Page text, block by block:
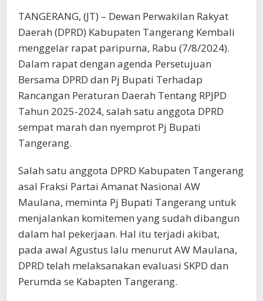
TANGERANG, (JT) – Dewan Perwakilan Rakyat
Daerah (DPRD) Kabupaten Tangerang Kembali
menggelar rapat paripurna, Rabu (7/8/2024).
Dalam rapat dengan agenda Persetujuan
Bersama DPRD dan Pj Bupati Terhadap
Rancangan Peraturan Daerah Tentang RPJPD
Tahun 2025-2024, salah satu anggota DPRD
sempat marah dan nyemprot Pj Bupati
Tangerang.
Salah satu anggota DPRD Kabupaten Tangerang
asal Fraksi Partai Amanat Nasional AW
Maulana, meminta Pj Bupati Tangerang untuk
menjalankan komitemen yang sudah dibangun
dalam hal pekerjaan. Hal itu terjadi akibat,
pada awal Agustus lalu menurut AW Maulana,
DPRD telah melaksanakan evaluasi SKPD dan
Perumda se Kabapten Tangerang.